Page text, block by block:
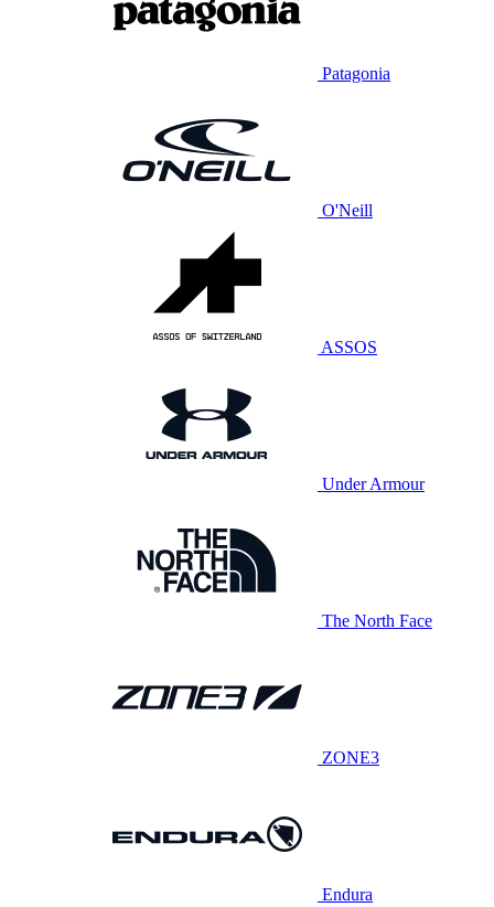
Patagonia
O'Neill
ASSOS
Under Armour
The North Face
ZONE3
Endura